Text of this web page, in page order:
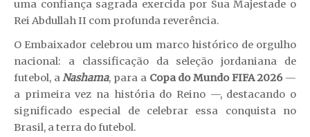
uma confiança sagrada exercida por Sua Majestade o
Rei Abdullah II com profunda reverência.
O Embaixador celebrou um marco histórico de orgulho
nacional: a classificação da seleção jordaniana de
futebol, a Nashama, para a Copa do Mundo FIFA 2026—
a primeira vez na história do Reino —, destacando o
significado especial de celebrar essa conquista no
Brasil, a terra do futebol.